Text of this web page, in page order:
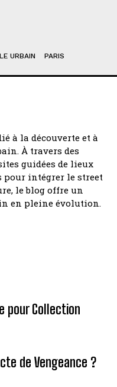
URBAIN PARIS
à la découverte et à
À travers des
guidées de lieux
pour intégrer le street
le blog offre un
en pleine évolution.
pour Collection
de Vengeance ?